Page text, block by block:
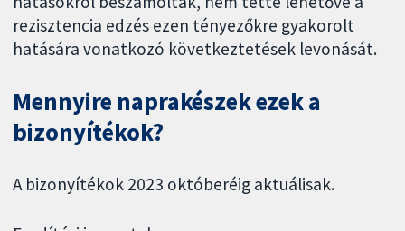
rezisztencia edzés ezen tényezőkre gyakorolt
hatására vonatkozó következtetések levonását.
Mennyire naprakészek ezek a
bizonyítékok?
A bizonyítékok 2023 októberéig aktuálisak.